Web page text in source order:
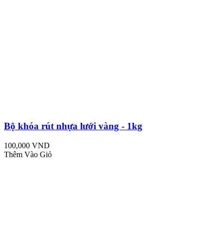
Bộ khóa rút nhựa lưới vàng - 1kg
100,000 VND
Thêm Vào Giỏ